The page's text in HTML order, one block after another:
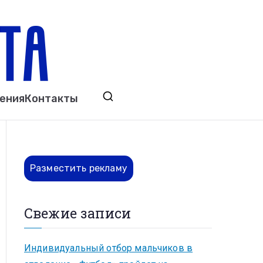
Выкса. Муром. Кулебаки. Навашино,
Контакты
Разместить рекламу
Свежие записи
Индивидуальный отбор мальчиков в